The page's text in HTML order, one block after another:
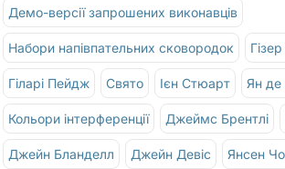
Демо-версії запрошених виконавців
Набори напівпательних сковородок
Гіларі Пейдж Свято Ієн Стюарт Ян де
Кольори інтерференції Джеймс Брентлі
Джейн Бланделл Джейн Девіс Янсен